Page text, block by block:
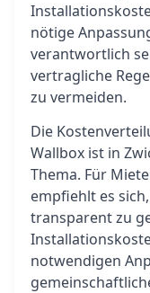
nötige
verantwortlich
vertragliche
zu vermeiden.
Die
Wallbox ist in
Thema. Für
empfiehlt es
transparent zu
notwendigen